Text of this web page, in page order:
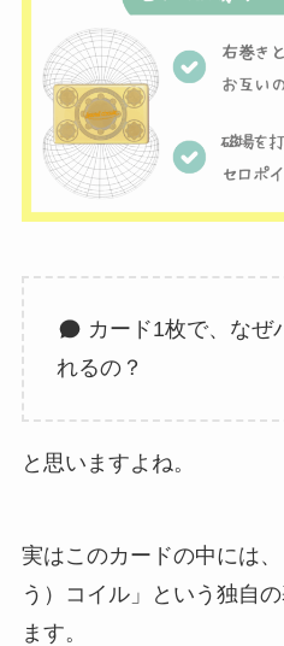
カード1枚で、なぜ
れるの？
と思いますよね。
実はこのカードの中には
う）コイル」という独自
ます。